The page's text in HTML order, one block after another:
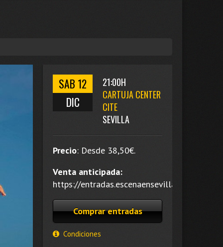
SAB 12
DIC
21:00H
CARTUJA CENTER
CITE
SEVILLA
Precio: Desde 38,50€.
Venta anticipada:
https://entradas.escenaensevilla.es/.
Comprar entradas
Condiciones